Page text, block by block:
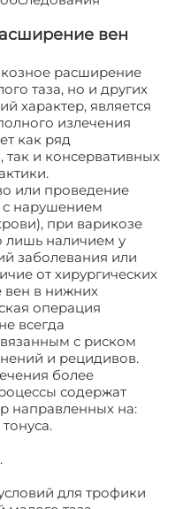
вен
расширение
таза, но и других
характер, является
излечения
как ряд
так и консервативных
или проведение
нарушением
при варикозе
лишь наличием у
заболевания или
от хирургических
вен в нижних
операция
всегда
с риском
и рецидивов.
более
содержат
направленных на:
для трофики